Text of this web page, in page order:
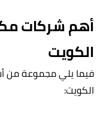
أهم شركات
الكويت
فيما يلي مجموعة من
الكويت: